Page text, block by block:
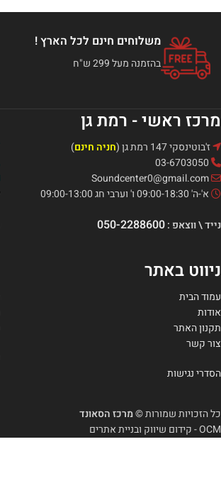
משלוחים חינם לכל הארץ !
בהזמנה מעל 299 ש"ח
מרכז ראשי - רמת גן
ז'בוטינסקי 147 רמת גן ( חניה חינם)
א'-ה' 09:00-18:30 ו' וערבי חג 09:00-13:00
נייד \ ווצאפ :050-2288600
ניווט באתר
עמוד הבית
אודות
תקנון האתר
צור קשר
הסדרי נגישות
כל הזכויות שמורות© מרכז הסאונד
OCM - קידום שיווק ובניית אתרים